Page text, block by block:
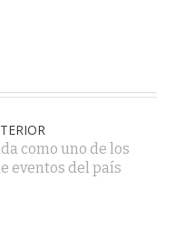
como uno de los
eventos del país